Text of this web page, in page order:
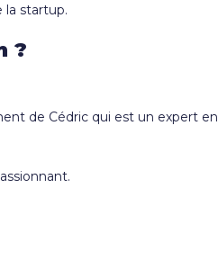
la startup.
?
de Cédric qui est un expert en